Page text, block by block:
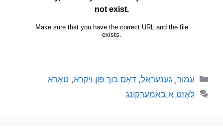
עמור,גענעראל,דאָס בוך פֿון ויקרא,טאָראַ
לאָזט אַ באַמערקונג